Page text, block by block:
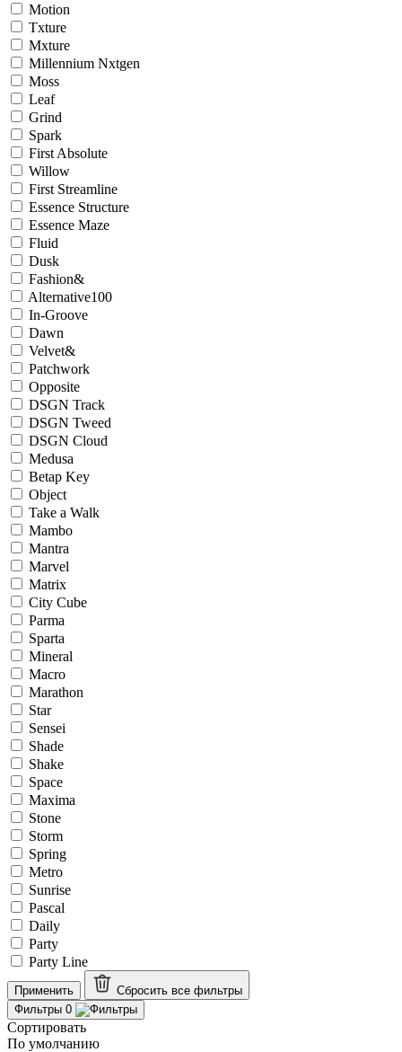
Motion
Txture
Mxture
Millennium Nxtgen
Moss
Leaf
Grind
Spark
First Absolute
Willow
First Streamline
Essence Structure
Essence Maze
Fluid
Dusk
Fashion&
Alternative100
In-Groove
Dawn
Velvet&
Patchwork
Opposite
DSGN Track
DSGN Tweed
DSGN Cloud
Medusa
Betap Key
Object
Take a Walk
Mambo
Mantra
Marvel
Matrix
City Cube
Parma
Sparta
Mineral
Macro
Marathon
Star
Sensei
Shade
Shake
Space
Maxima
Stone
Storm
Spring
Metro
Sunrise
Pascal
Daily
Party
Party Line
Применить Сбросить все фильтры
Фильтры 0
Сортировать
По умолчанию